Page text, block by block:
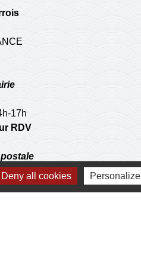
17h
RDV
all cookies Personalize